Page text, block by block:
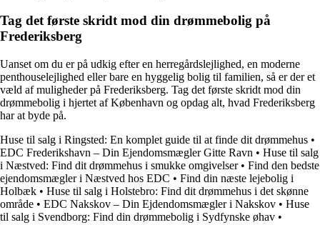
Tag det første skridt mod din drømmebolig på
Frederiksberg
Uanset om du er på udkig efter en herregårdslejlighed, en moderne
penthouselejlighed eller bare en hyggelig bolig til familien, så er der et
væld af muligheder på Frederiksberg. Tag det første skridt mod din
drømmebolig i hjertet af København og opdag alt, hvad Frederiksberg
har at byde på.
Huse til salg i Ringsted: En komplet guide til at finde dit drømmehus •
EDC Frederikshavn – Din Ejendomsmægler Gitte Ravn • Huse til salg
i Næstved: Find dit drømmehus i smukke omgivelser• Find den bedste
ejendomsmægler i Næstved hos EDC • Find din næste lejebolig i
Holbæk • Huse til salg i Holstebro: Find dit drømmehus i det skønne
område • EDC Nakskov – Din Ejdendomsmægler i Nakskov • Huse
til salg i Svendborg: Find din drømmebolig i Sydfynske øhav •